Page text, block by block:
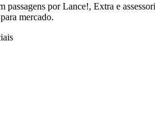
passagens por Lance!, Extra e
mercado.